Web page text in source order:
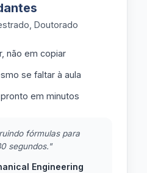
Doutorado
não em copiar
se faltar à aula
em minutos
fórmulas para
segundos."
Engineering